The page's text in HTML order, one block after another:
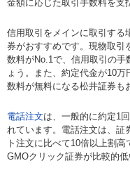
金額に応じた取引手数料を支
信用取引をメインに取引する
券がおすすめです。現物取引
数料がNo.1で、信用取引の手
ょう。また、約定代金が10
数料が無料になる松井証券も
電話注文は、一般的に約定1
れています。電話注文は、証
ト注文に比べて10倍以上割
GMOクリック証券が比較的低